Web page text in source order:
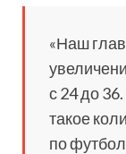
«Наш
с 24 до
такое
по